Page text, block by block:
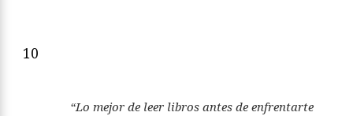
10
“Lo mejor de leer libros antes de enfrentarte